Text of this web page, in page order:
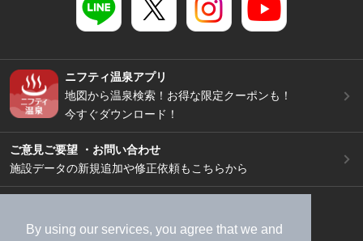
By using our services, you agree that we and
ニフティ温泉アプリ
地図から温泉検索！お得な限定クーポンも！
今すぐダウンロード！
ご意見ご要望 ・お問い合わせ
施設データの新規追加や修正依頼もこちらから
加盟店募集（資料請求）
広告出稿のご案内